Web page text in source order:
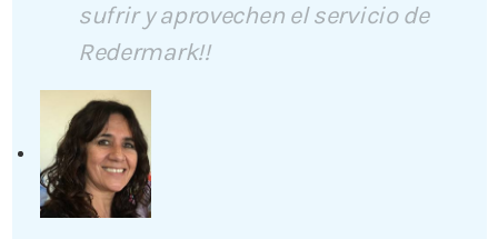
sufrir y aprovechen el servicio de
Redermark!!